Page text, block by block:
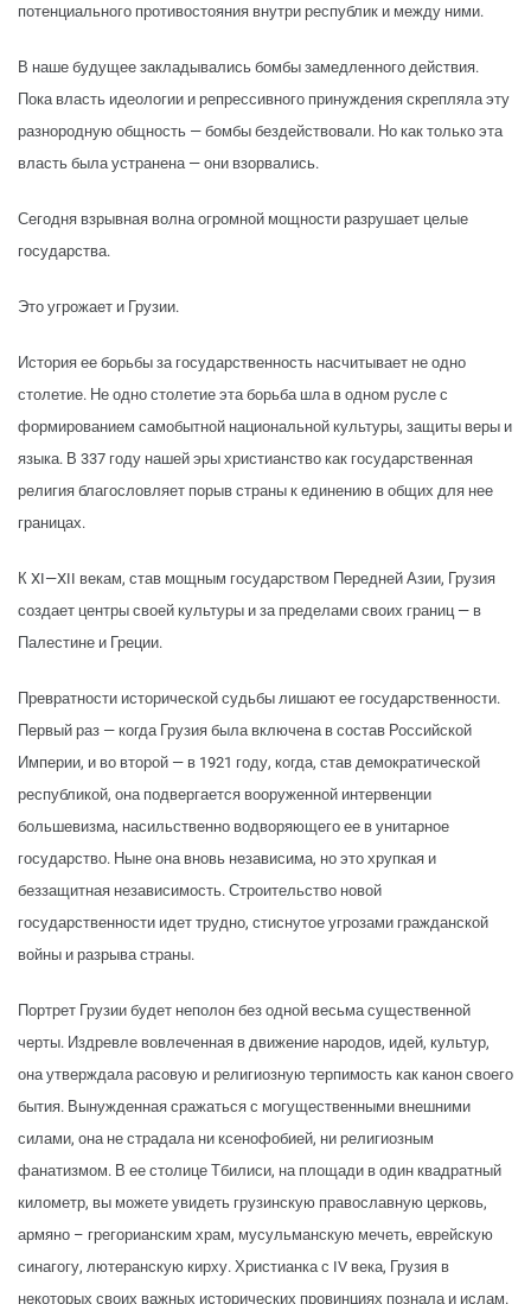
потенциального противостояния внутри республик и между ними.
В наше будущее закладывались бомбы замедленного действия.
Пока власть идеологии и репрессивного принуждения скрепляла эту
разнородную общность — бомбы бездействовали. Но как только эта
власть была устранена — они взорвались.
Сегодня взрывная волна огромной мощности разрушает целые
государства.
Это угрожает и Грузии.
История ее борьбы за государственность насчитывает не одно
столетие. Не одно столетие эта борьба шла в одном русле с
формированием самобытной национальной культуры, защиты веры и
языка. В 337 году нашей эры христианство как государственная
религия благословляет порыв страны к единению в общих для нее
границах.
К XI—XII векам, став мощным государством Передней Азии, Грузия
создает центры своей культуры и за пределами своих границ — в
Палестине и Греции.
Превратности исторической судьбы лишают ее государственности.
Первый раз — когда Грузия была включена в состав Российской
Империи, и во второй — в 1921 году, когда, став демократической
республикой, она подвергается вооруженной интервенции
большевизма, насильственно водворяющего ее в унитарное
государство. Ныне она вновь независима, но это хрупкая и
беззащитная независимость. Строительство новой
государственности идет трудно, стиснутое угрозами гражданской
войны и разрыва страны.
Портрет Грузии будет неполон без одной весьма существенной
черты. Издревле вовлеченная в движение народов, идей, культур,
она утверждала расовую и религиозную терпимость как канон своего
бытия. Вынужденная сражаться с могущественными внешними
силами, она не страдала ни ксенофобией, ни религиозным
фанатизмом. В ее столице Тбилиси, на площади в один квадратный
километр, вы можете увидеть грузинскую православную церковь,
армяно – грегорианским храм, мусульманскую мечеть, еврейскую
синагогу, лютеранскую кирху. Христианка с IV века, Грузия в
некоторых своих важных исторических провинциях познала и ислам.